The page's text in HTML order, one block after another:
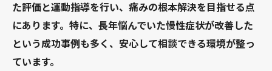
た評価と運動指導を行い、痛みの根本解決を目指せる点
にあります。特に、長年悩んでいた慢性症状が改善した
という成功事例も多く、安心して相談できる環境が整っ
ています。